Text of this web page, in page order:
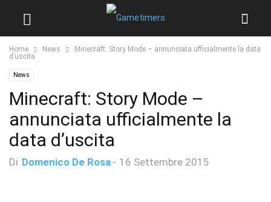
Home News
Minecraft: Story Mode – annunciata ufficialmente la data
d’uscita
News
Minecraft: Story Mode –
annunciata ufficialmente la
data d’uscita
Di Domenico De Rosa - 16 Settembre 2015